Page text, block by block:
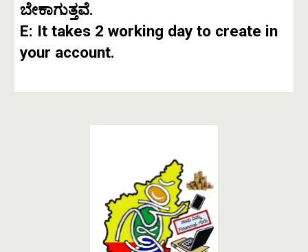
ಬೇಕಾಗುತ್ತವೆ.
E: It takes 2 working day to create in
your account.